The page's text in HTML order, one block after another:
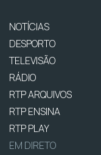
NOTÍCIAS
DESPORTO
TELEVISÃO
RÁDIO
RTP ARQUIVOS
RTP ENSINA
RTP PLAY
EM DIRETO